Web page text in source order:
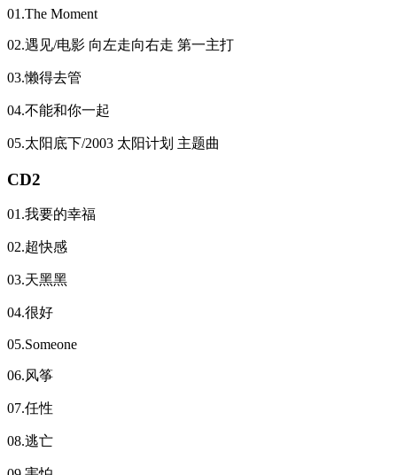
01.The Moment
02.遇见/电影 向左走向右走 第一主打
03.懒得去管
04.不能和你一起
05.太阳底下/2003 太阳计划 主题曲
CD2
01.我要的幸福
02.超快感
03.天黑黑
04.很好
05.Someone
06.风筝
07.任性
08.逃亡